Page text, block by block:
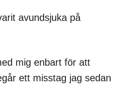
avundsjuka på
mig enbart för att
ett misstag jag sedan